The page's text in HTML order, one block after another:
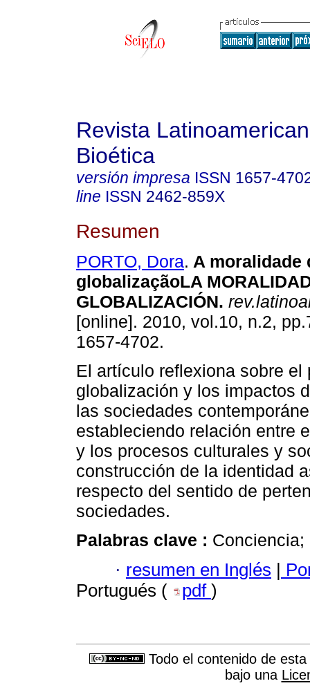
Revista
Bioética
versión impresa ISSN 1657-
line ISSN 2462-859X
Resumen
PORTO, Dora. A moralidade
globalizaçãoLA
GLOBALIZACIÓN.
[online]. 2010, vol.10, n.2,
1657-4702.
El artículo reflexiona sobre el
globalización y los impactos
las sociedades
estableciendo relación entre
y los procesos culturales y
construcción de la identidad
respecto del sentido de
sociedades.
Palabras clave :
· resumen en Inglés |
Portugués (
pdf )
Todo el contenido de
bajo una